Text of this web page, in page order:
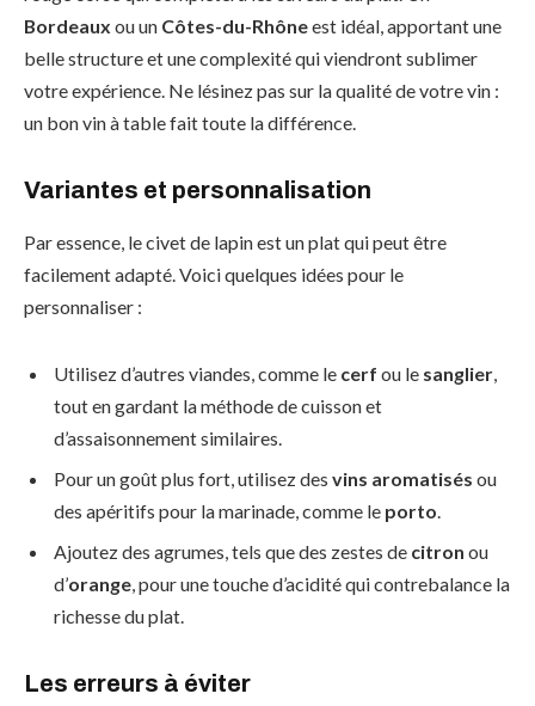
Bordeaux ou un Côtes-du-Rhôneest idéal, apportant une
belle structure et une complexité qui viendront sublimer
votre expérience. Ne lésinez pas sur la qualité de votre vin :
un bon vin à table fait toute la différence.
Variantes et personnalisation
Par essence, le civet de lapin est un plat qui peut être
facilement adapté. Voici quelques idées pour le
personnaliser :
Utilisez d’autres viandes, comme le cerf ou le sanglier
tout en gardant la méthode de cuisson et
d’assaisonnement similaires.
Pour un goût plus fort, utilisez des vins aromatisés ou
des apéritifs pour la marinade, comme le porto
Ajoutez des agrumes, tels que des zestes de citron ou
d’orange , pour une touche d’acidité qui contrebalance la
richesse du plat.
Les erreurs à éviter